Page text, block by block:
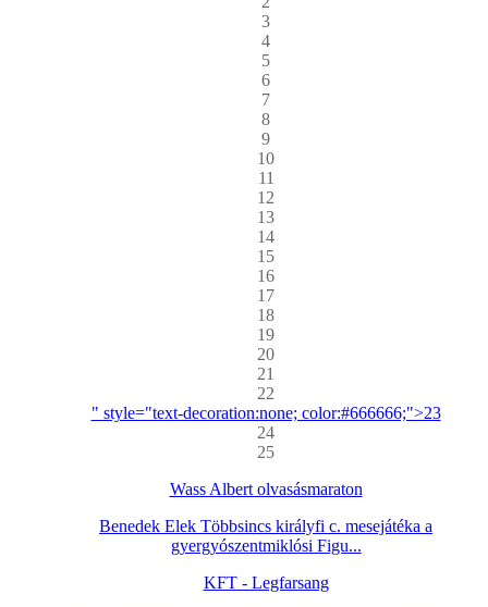
3
4
5
6
7
8
9
10
11
12
13
14
15
16
17
18
19
20
21
22
" style="text-decoration:none; color:#666666;">23
24
25
Wass Albert olvasásmaraton
Benedek Elek Többsincs királyfi c. mesejátéka a
gyergyószentmiklósi Figu...
KFT - Legfarsang